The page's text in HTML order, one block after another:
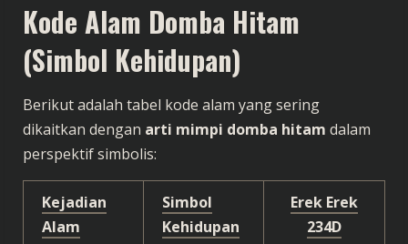
Kode Alam Domba Hitam
(Simbol Kehidupan)
Berikut adalah tabel kode alam yang sering
dikaitkan dengan arti mimpi domba hitam dalam
perspektif simbolis:
Kejadian
Alam
Simbol
Kehidupan
Erek Erek
234D